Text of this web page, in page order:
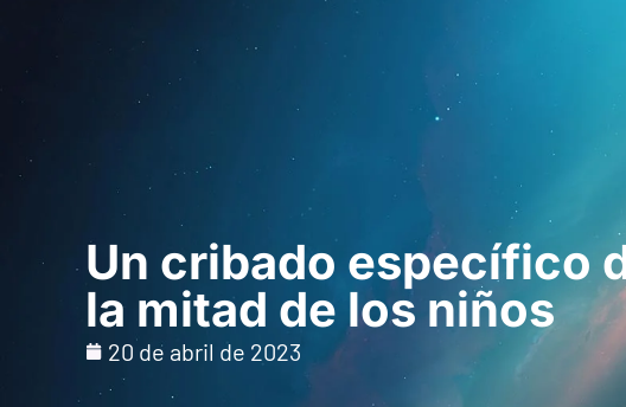
Para profesionales
Un cribado específico
la mitad de los niños
20 de abril de 2023